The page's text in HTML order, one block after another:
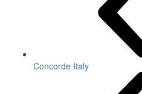
Concorde Italy